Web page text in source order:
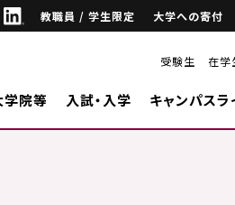
教職員 / 学生限定 大学への寄付
受験生 在学
学院等 入試・入学 キャンパスラ